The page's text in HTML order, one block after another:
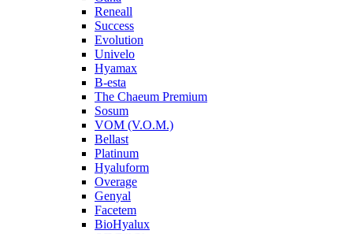
Reneall
Success
Evolution
Univelo
Hyamax
B-esta
The Chaeum Premium
Sosum
VOM (V.O.M.)
Bellast
Platinum
Hyaluform
Overage
Genyal
Facetem
BioHyalux